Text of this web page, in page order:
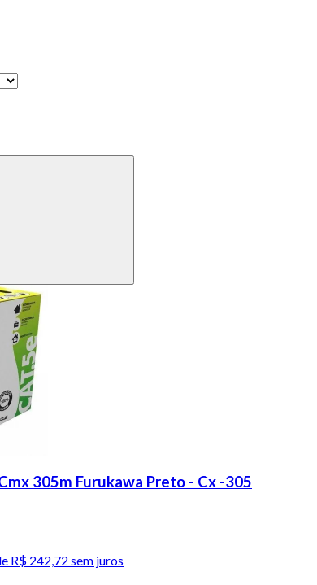
305m Furukawa Preto - Cx -305
R$ 242,72 sem juros